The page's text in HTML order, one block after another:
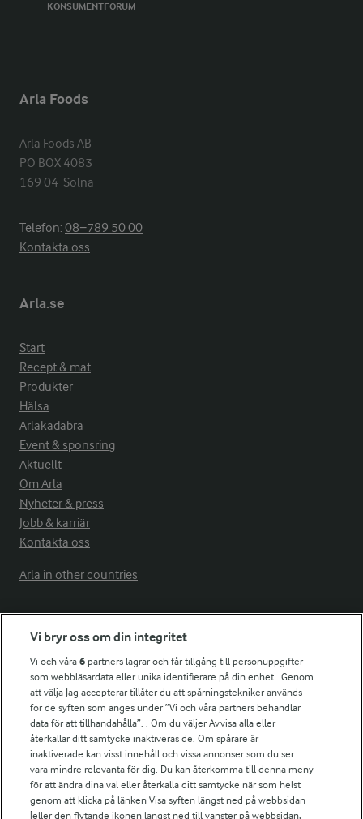
KONSUMENTFORUM
Arla Foods
Arla Foods AB
PO BOX 4083
169 04  Solna
Telefon:08−789 50 00
Kontakta oss
Arla.se
Start
Recept & mat
Produkter
Hälsa
Arlakadabra
Event & sponsring
Aktuellt
Om Arla
Nyheter & press
Jobb & karriär
Kontakta oss
Arla in other countries
Fler Arlasajter
För ägare
Arlas kundportal
Arla.com
Falbygdens Ost
Arla webbshop
Bildbank
Vi bryr oss om din integritet
Vi och våra6 partners lagrar och får tillgång till personuppgifter
som webbläsardata eller unika identifierare på din enhet . Genom
att välja Jag accepterar tillåter du att spårningstekniker används
för de syften som anges under ”Vi och våra partners behandlar
data för att tillhandahålla”. . Om du väljer Avvisa alla eller
återkallar ditt samtycke inaktiveras de. Om spårare är
inaktiverade kan visst innehåll och vissa annonser som du ser
vara mindre relevanta för dig. Du kan återkomma till denna meny
för att ändra dina val eller återkalla ditt samtycke när som helst
genom att klicka på länken Visa syften längst ned på webbsidan
[eller den flytande ikonen längst ned till vänster på webbsidan,